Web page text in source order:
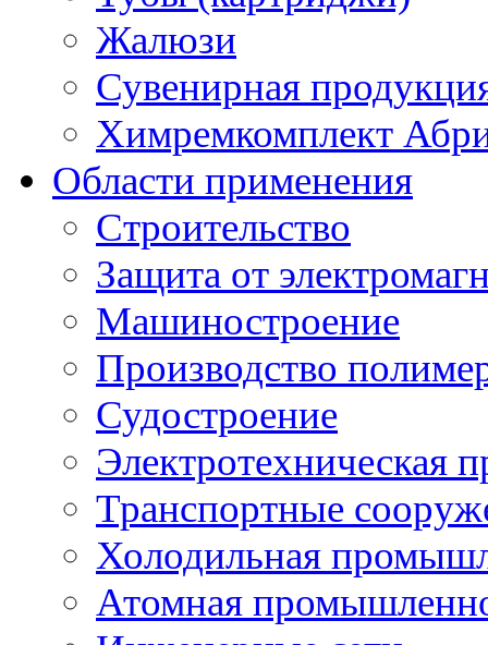
Жалюзи
Сувенирная
Химремкомплект
Области применения
Строительство
Защита от
Машиностроение
Производство
Судостроение
Электротехническая
Транспортные
Холодильная
Атомная